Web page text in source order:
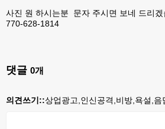
사진 원 하시는분 문자 주시면 보네 드리겠
770-628-1814
댓글 0개
의견쓰기::상업광고,인신공격,비방,욕설,